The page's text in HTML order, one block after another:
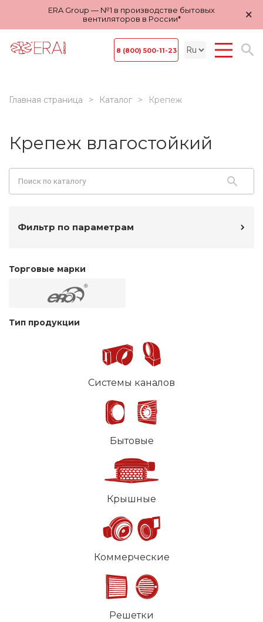
ERA Group — №1 в производстве бытовых
вентиляторов в России*
×
8 (800) 500-11-23
Главная страница Каталог Крепеж
Крепеж влагостойкий
Фильтр по параметрам
Торговые марки
Тип продукции
Системы каналов
Бытовые
Крышные
Коммерческие
Решетки